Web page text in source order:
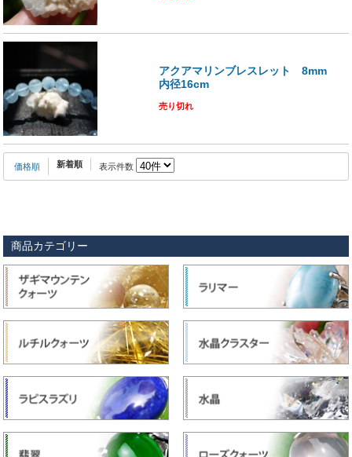
アクアマリンブレスレット 8mm
内径16cm
売り切れ
価格順 新着順 表示件数
商品カテゴリー